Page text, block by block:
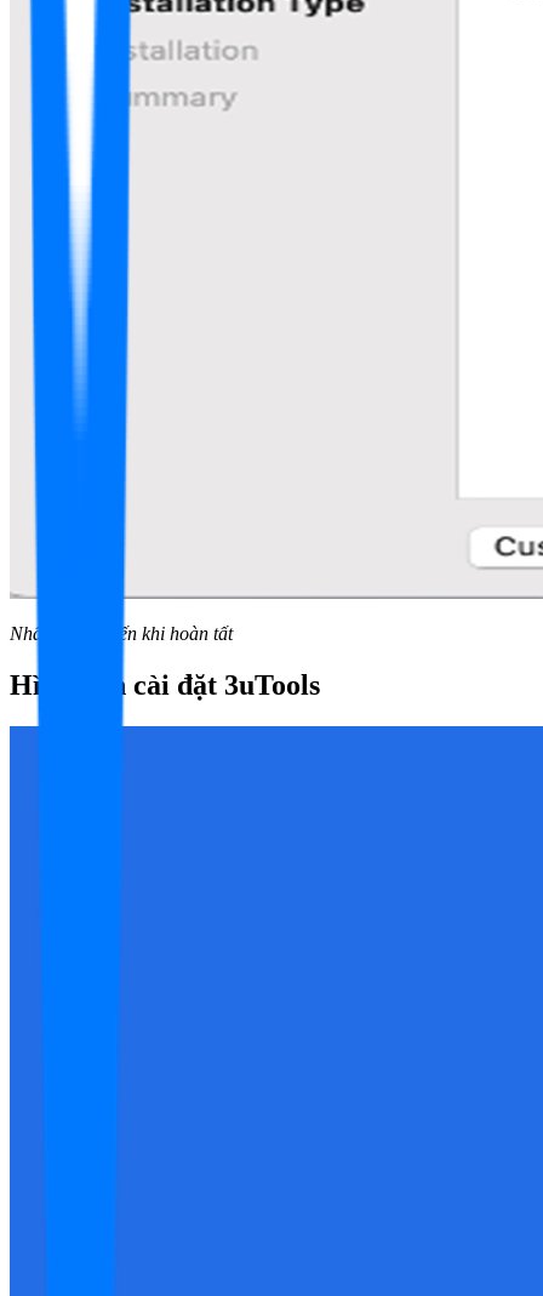
Nhấn Install đến khi hoàn tất
Hình ảnh cài đặt 3uTools